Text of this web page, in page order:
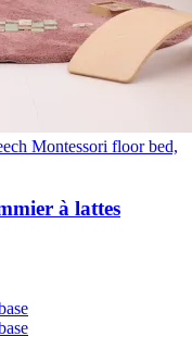
à lattes